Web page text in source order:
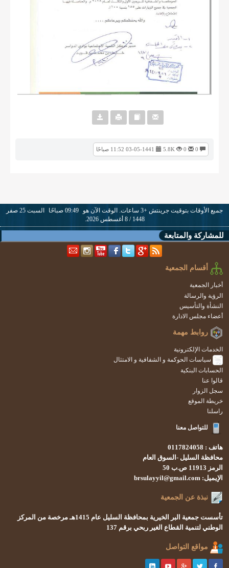
5.8K
جميع الأوقات بتوقيت جرينتش +3 ساعات. الوقت الآن هو 09:49 صباحًا
السبت 25 صفر
1448 / 8 أغسطس 2026.
للمشاركة والمتابعة
أقسام الجمعية
أخبار الجمعية
الرؤية والرسالة
النشأة والتأسيس
أعضاء مجلس الادارة
روابط مهمة
الخدمات الإلكترونية
سياسات الحوكمة و الشفافية و الامتثال
الحسابات البنكية
قالوا عنا
سجل الزوار
خريطة الموقع
راسلنا
للتواصل معنا
هاتف : 0117824058
محافظة السليل -السوق العام
الرمز 11913 ص.ب 50
الإيميل: brsulayyil@gmail.com
نبذة عن الجمعية
تأسست جمعية البر الخيرية بمحافظة السليل عام 1415هـ
مرخصة من المركز
الوطني لتنمية القطاع الغير ربحي برقم 137
مواقع التواصل